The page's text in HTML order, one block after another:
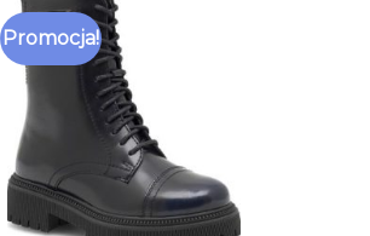
Promocja!